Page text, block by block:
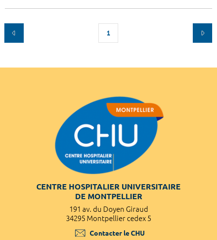
1
CENTRE HOSPITALIER UNIVERSITAIRE
DE MONTPELLIER
191 av. du Doyen Giraud
34295 Montpellier cedex 5
Contacter le CHU